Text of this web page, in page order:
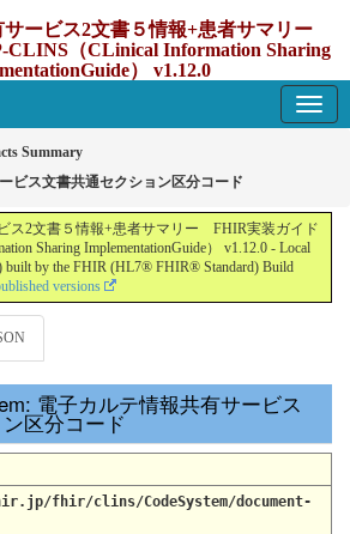
サービス2文書５情報+患者サマリー
CLINS（CLinical Information Sharing
） v1.12.0
Summary
ビス文書共通セクション区分コード
ス2文書５情報+患者サマリー FHIR実装ガイド
Sharing ImplementationGuide） v1.12.0 - Local
built by the FHIR (HL7® FHIR® Standard) Build
versions
電子カルテ情報共有サービス
区分コード
fhir/clins/CodeSystem/document-